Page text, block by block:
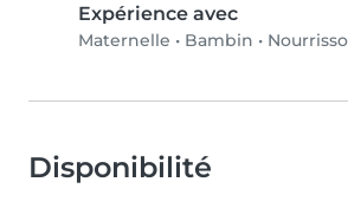
Expérience avec
Maternelle • Bambin •
Disponibilité